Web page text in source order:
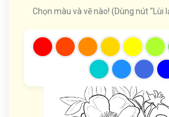
Chọn màu và vẽ nào! (Dùng nút "Lùi